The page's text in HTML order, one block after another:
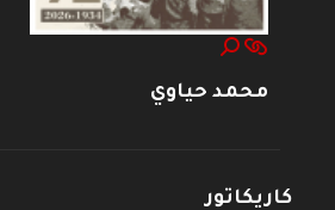
محمد حياوي
كاريكاتور